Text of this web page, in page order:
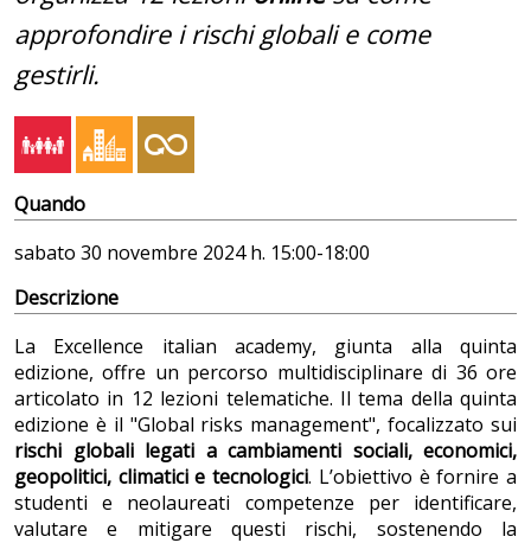
approfondire i rischi globali e come
gestirli.
Quando
sabato 30 novembre 2024 h. 15:00-18:00
Descrizione
La Excellence italian academy, giunta alla quinta
edizione, offre un percorso multidisciplinare di 36 ore
articolato in 12 lezioni telematiche. Il tema della quinta
edizione è il "Global risks management", focalizzato sui
rischi globali legati a cambiamenti sociali, economici,
geopolitici, climatici e tecnologici. L’obiettivo è fornire a
studenti e neolaureati competenze per identificare,
valutare e mitigare questi rischi, sostenendo la